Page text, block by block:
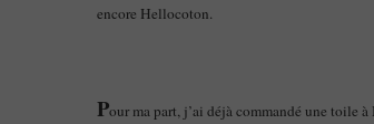
encore Hellocoton.
Pour ma part, j’ai déjà commandé une toile